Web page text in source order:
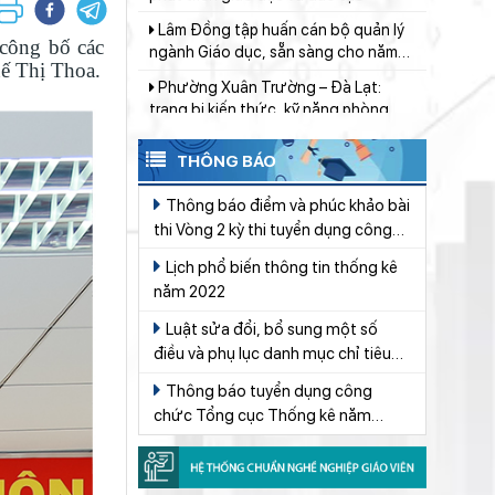
bố các
Thị Thoa.
thanh thiếu nhi
nghề nghiệp trong toàn ngành năm
2026
sách thu hút, đãi ngộ và đào tạo
nguồn nhân lực y tế
con đường học tập
Bộ Giáo dục và Đào tạo triển khai
100 ngày tháo gỡ các điểm nghẽn về
chuyển đổi số
“Ngôi nhà nhân ái” chắp cánh ước
mơ đến trường
Đoàn Sở Giáo dục và Đào tạo Lâm
Đồng giành 13 huy chương môn
Karate
Giáo viên Trường THPT Đạm Ri đạt
truyền viên giỏi toàn quốc năm 2026
– Khu vực II
Khởi đầu định hướng nghề nghiệp
Sáng đèn công trường để kịp năm
học mới
THÔNG BÁO
thi Vòng 2 kỳ thi tuyển dụng công
chức Tổng cục Thống kê năm 2019
Lịch phổ biến thông tin thống kê
năm 2022
Luật sửa đổi, bổ sung một số
điều và phụ lục danh mục chỉ tiêu
Thống kê quốc gia của Luật Thống
kê Số 01/2021/QH15
chức Tổng cục Thống kê năm
2022